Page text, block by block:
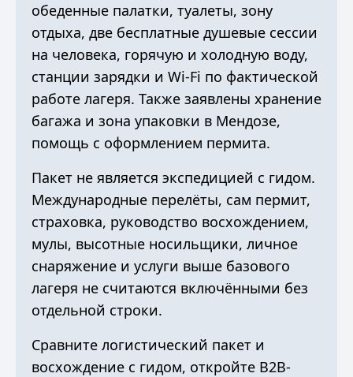
обеденные палатки, туалеты, зону
отдыха, две бесплатные душевые сессии
на человека, горячую и холодную воду,
станции зарядки и Wi-Fi по фактической
работе лагеря. Также заявлены хранение
багажа и зона упаковки в Мендозе,
помощь с оформлением пермита.
Пакет не является экспедицией с гидом.
Международные перелёты, сам пермит,
страховка, руководство восхождением,
мулы, высотные носильщики, личное
снаряжение и услуги выше базового
лагеря не считаются включёнными без
отдельной строки.
Сравните логистический пакет и
восхождение с гидом, откройте B2B-